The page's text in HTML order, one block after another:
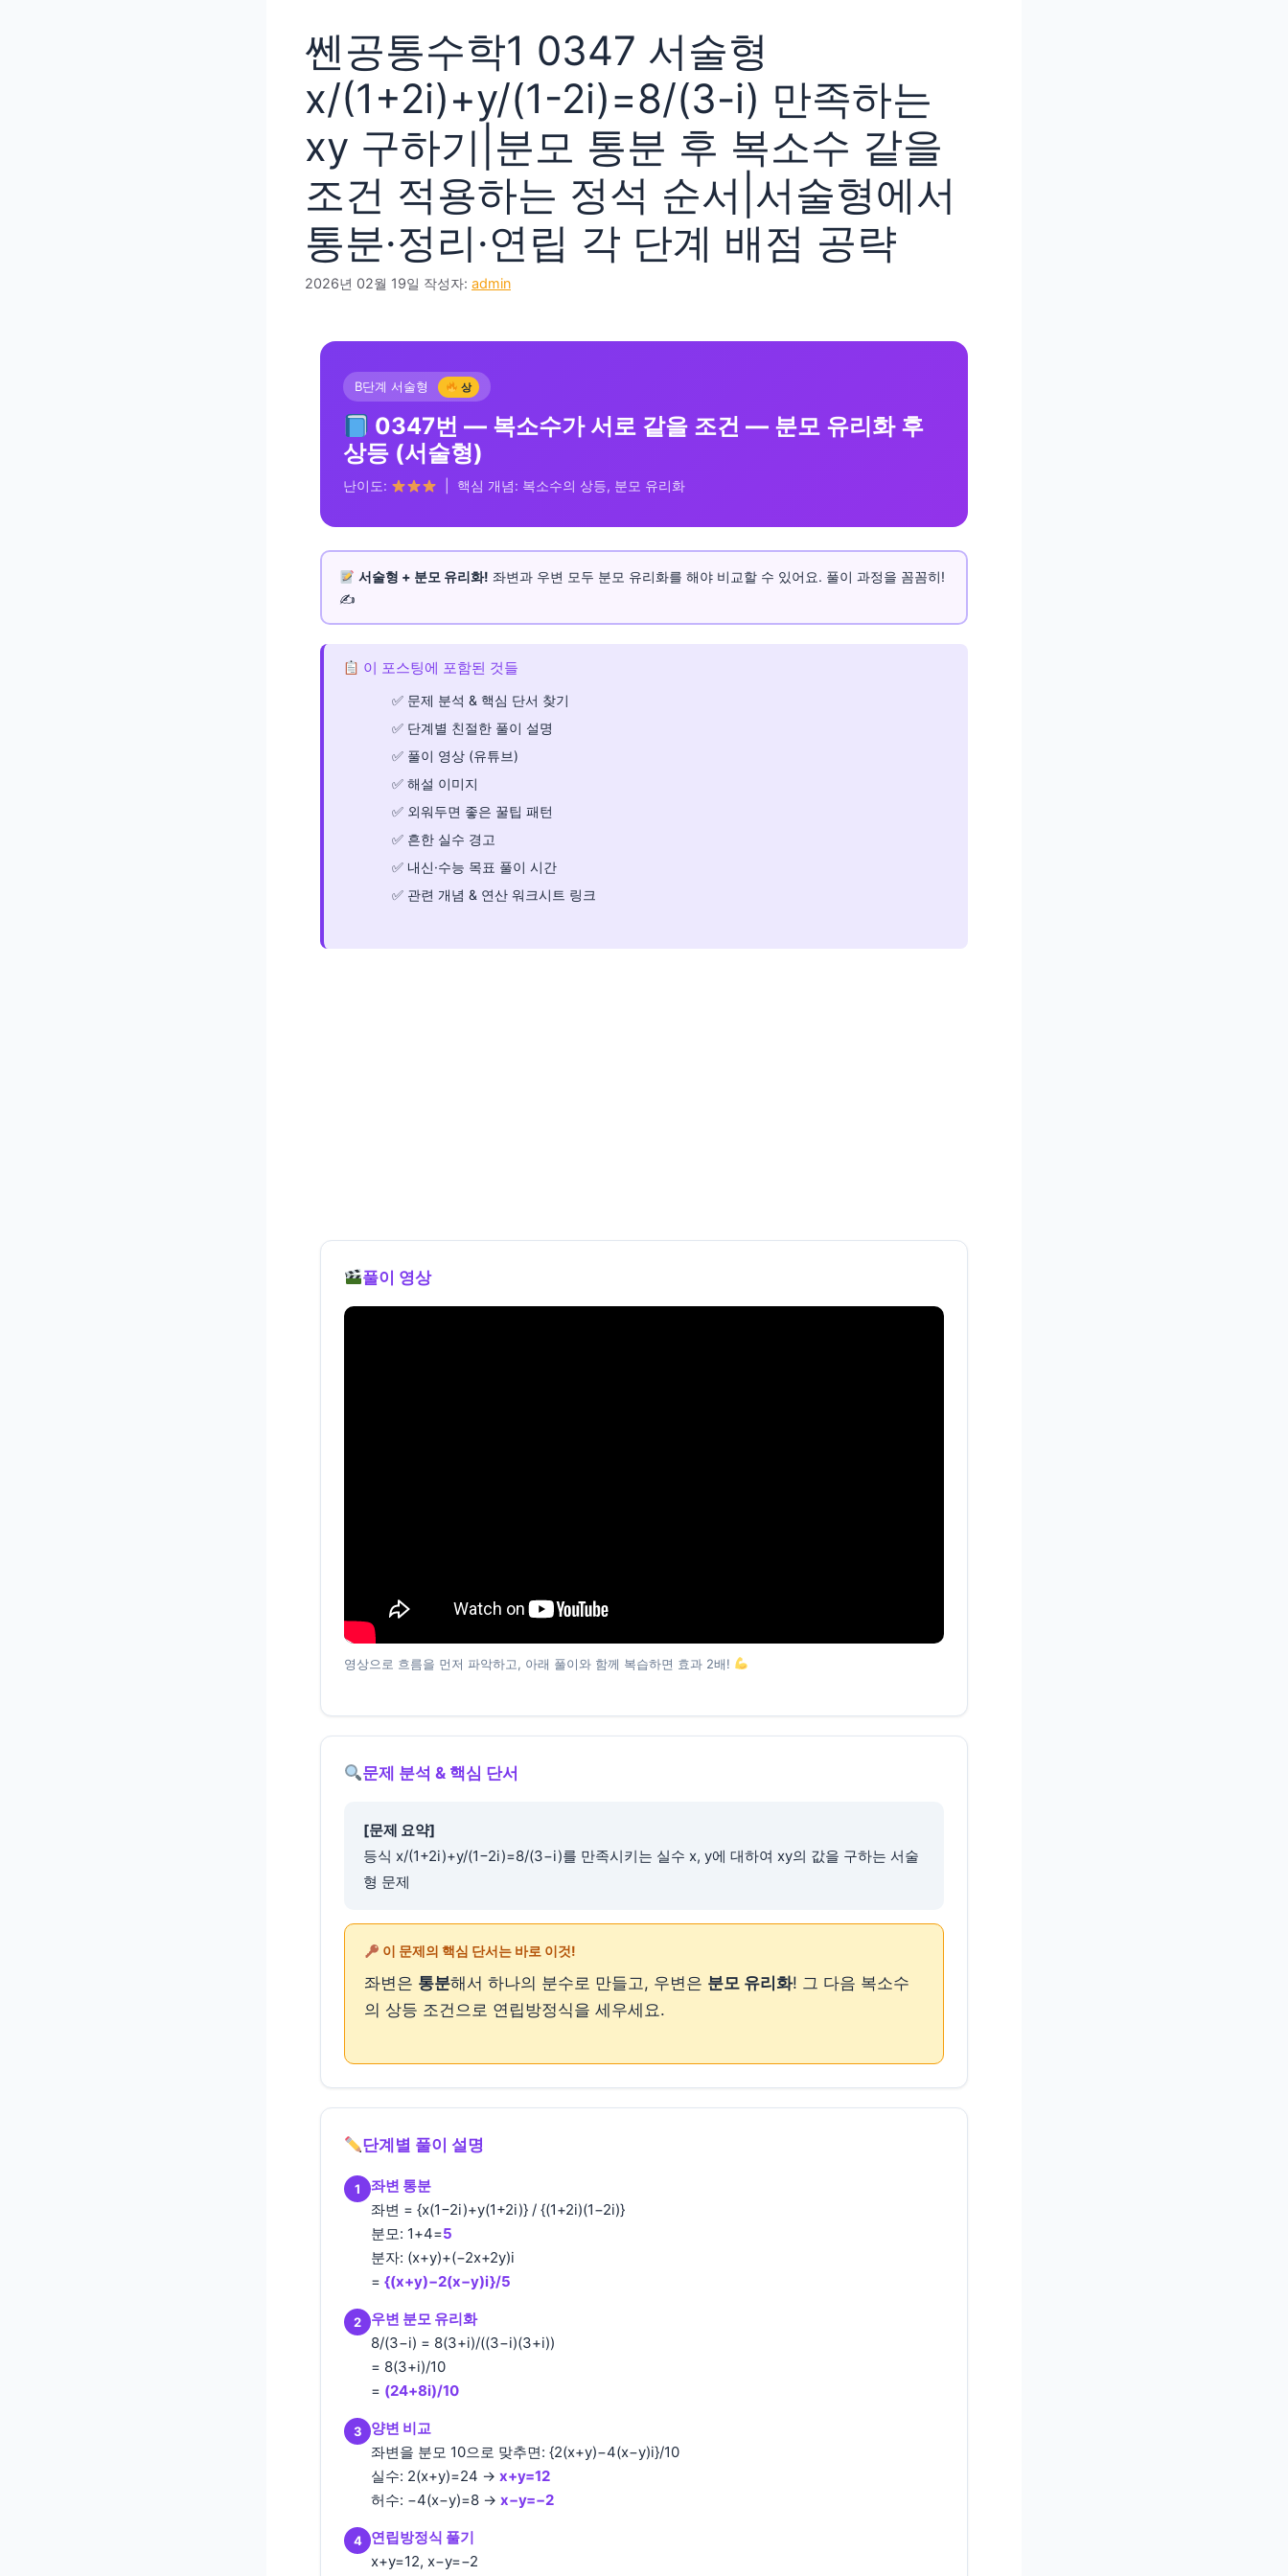
쎈공통수학1 0347 서술형
x/(1+2i)+y/(1-2i)=8/(3-i) 만족하는
xy 구하기|분모 통분 후 복소수 같을
조건 적용하는 정석 순서|서술형에서
통분·정리·연립 각 단계 배점 공략
2026년 02월 19일 작성자: admin
B단계 서술형 상
0347번 — 복소수가 서로 같을 조건 — 분모 유리화 후
상등 (서술형)
난이도: | 핵심 개념: 복소수의 상등, 분모 유리화
서술형 + 분모 유리화! 좌변과 우변 모두 분모 유리화를 해야 비교할 수 있어요. 풀이 과정을 꼼꼼히!
✍️
이 포스팅에 포함된 것들
문제 분석 & 핵심 단서 찾기
단계별 친절한 풀이 설명
풀이 영상 (유튜브)
해설 이미지
외워두면 좋은 꿀팁 패턴
흔한 실수 경고
내신·수능 목표 풀이 시간
관련 개념 & 연산 워크시트 링크
풀이 영상
영상으로 흐름을 먼저 파악하고, 아래 풀이와 함께 복습하면 효과 2배!
문제 분석 & 핵심 단서
[문제 요약]
등식 x/(1+2i)+y/(1−2i)=8/(3−i)를 만족시키는 실수 x, y에 대하여 xy의 값을 구하는 서술
형 문제
이 문제의 핵심 단서는 바로 이것!
좌변은 통분해서 하나의 분수로 만들고, 우변은 분모 유리화! 그 다음 복소수
의 상등 조건으로 연립방정식을 세우세요.
단계별 풀이 설명
1
좌변 통분
좌변 = {x(1−2i)+y(1+2i)} / {(1+2i)(1−2i)}
분모: 1+4=5
분자: (x+y)+(−2x+2y)i
= {(x+y)−2(x−y)i}/5
2
우변 분모 유리화
8/(3−i) = 8(3+i)/((3−i)(3+i))
= 8(3+i)/10
= (24+8i)/10
3
양변 비교
좌변을 분모 10으로 맞추면: {2(x+y)−4(x−y)i}/10
실수: 2(x+y)=24 → x+y=12
허수: −4(x−y)=8 → x−y=−2
4
연립방정식 풀기
x+y=12, x−y=−2